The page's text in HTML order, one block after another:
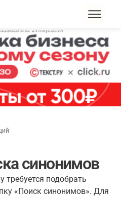
синонимов
требуется подобрать
«Поиск синонимов». Для